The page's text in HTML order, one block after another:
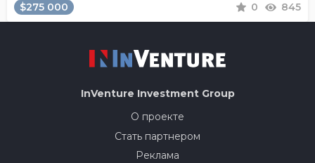
$275 000 0 845
InVenture Investment Group
О проекте
Стать партнером
Реклама